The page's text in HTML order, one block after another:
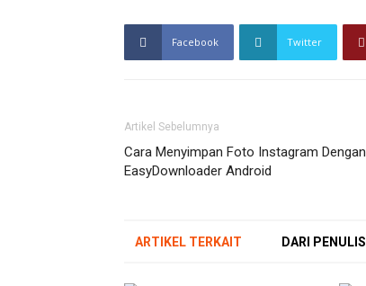
Facebook Twitter
Artikel Sebelumnya
Cara Menyimpan Foto Instagram Dengan
EasyDownloader Android
ARTIKEL TERKAIT DARI PENULIS